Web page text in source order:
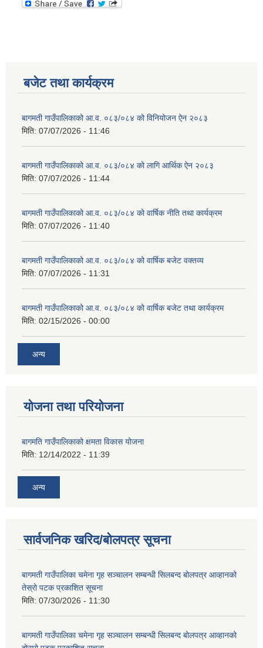
बजेट तथा कार्यक्रम
बागमती गाउँपालिकाको आ.व. ०८३/०८४ को विनियोजन ऐन २०८३
मिति: 07/07/2026 - 11:46
बागमती गाउँपालिकाको आ.व. ०८३/०८४ को लागि आर्थिक ऐन २०८३
मिति: 07/07/2026 - 11:44
बागमती गाउँपालिकाको आ.व. ०८३/०८४ को वार्षिक नीति तथा कार्यक्रम
मिति: 07/07/2026 - 11:40
बागमती गाउँपालिकाको आ.व. ०८३/०८४ को वार्षिक बजेट वक्तव्य
मिति: 07/07/2026 - 11:31
बागमती गाउँपालिकाको आ.व. ०८३/०८४ को वार्षिक बजेट तथा कार्यक्रम
मिति: 02/15/2026 - 00:00
अन्य
योजना तथा परियोजना
बागमति गाउँपालिकाको क्षमता विकास योजना
मिति: 12/14/2022 - 11:39
अन्य
सार्वजनिक खरिद/बोलपत्र सूचना
बागमती गाउँपालिका चमेना गृह सञ्चालन सम्बन्धी सिलबन्द बोलपत्र आव्हानको
तेस्रो पटक प्रकाशित सूचना
मिति: 07/30/2026 - 11:30
बागमती गाउँपालिका चमेना गृह सञ्चालन सम्बन्धी सिलबन्द बोलपत्र आव्हानको